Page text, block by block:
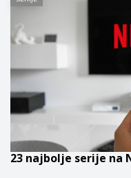
23 najbolje serije na